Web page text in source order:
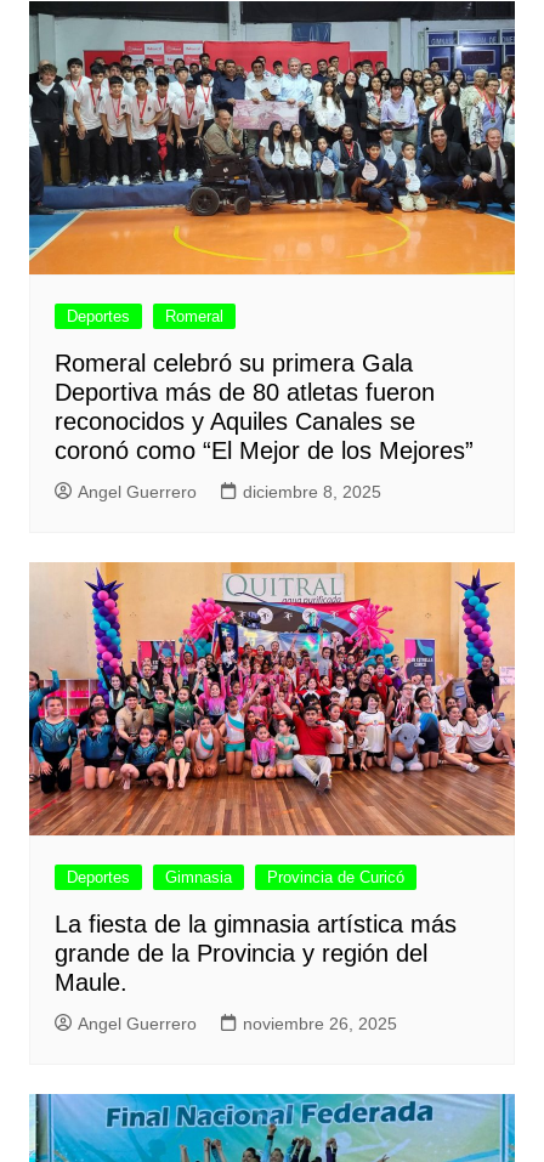
Deportes Romeral
Romeral celebró su primera Gala
Deportiva más de 80 atletas fueron
reconocidos y Aquiles Canales se
coronó como “El Mejor de los Mejores”
Angel Guerrero diciembre 8, 2025
Deportes Gimnasia Provincia de Curicó
La fiesta de la gimnasia artística más
grande de la Provincia y región del
Maule.
Angel Guerrero noviembre 26, 2025